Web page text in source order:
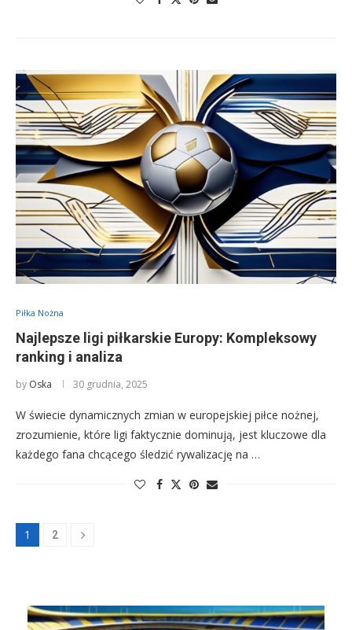
Piłka Nożna
Najlepsze ligi piłkarskie Europy: Kompleksowy
ranking i analiza
by Oska 30 grudnia, 2025
W świecie dynamicznych zmian w europejskiej piłce nożnej,
zrozumienie, które ligi faktycznie dominują, jest kluczowe dla
każdego fana chcącego śledzić rywalizację na …
1 2